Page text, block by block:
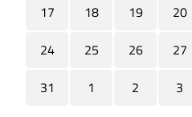
17
18 19 20
24
25 26 27
31
1 2 3